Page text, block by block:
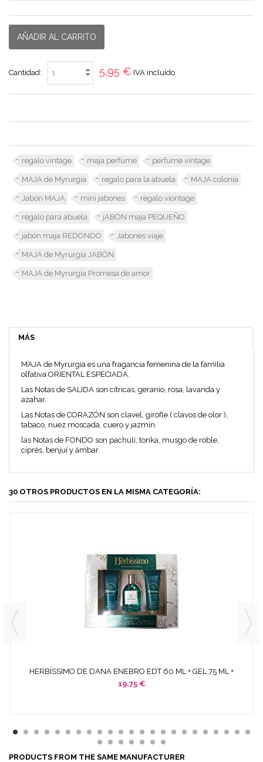
AÑADIR AL CARRITO
Cantidad: 5,95 € IVA incluído
regalo vintage maja perfume perfume vintage
MAJA de Myrurgia regalo para la abuela MAJA colonia
Jabón MAJA mini jabones regalo viontage
regalo para abuela jABÓN maja PEQUEÑO
jabón maja REDONDO Jabones viaje
MAJA de Myrurgia JABÓN
MAJA de Myrurgia Promesa de amor
MÁS
MAJA de Myrurgia es una fragancia femenina de la familia
olfativa ORIENTAL ESPECIADA.
Las Notas de SALIDA son cítricas, geranio, rosa, lavanda y
azahar.
Las Notas de CORAZÓN son clavel, girofle ( clavos de olor ),
tabaco, nuez moscada, cuero y jazmín.
las Notas de FONDO son pachulí, tonka, musgo de roble,
ciprés, benjuí y ámbar.
30 OTROS PRODUCTOS EN LA MISMA CATEGORÍA:
HERBÍSSIMO DE DANA ENEBRO EDT 60 ML + GEL 75 ML +
BODY...
19,75 €
PRODUCTS FROM THE SAME MANUFACTURER